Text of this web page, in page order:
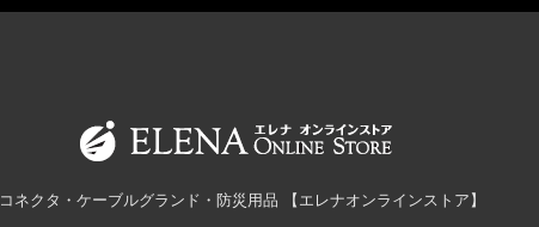
コネクタ・ケーブルグランド・防災用品 【エレナオンラインストア】